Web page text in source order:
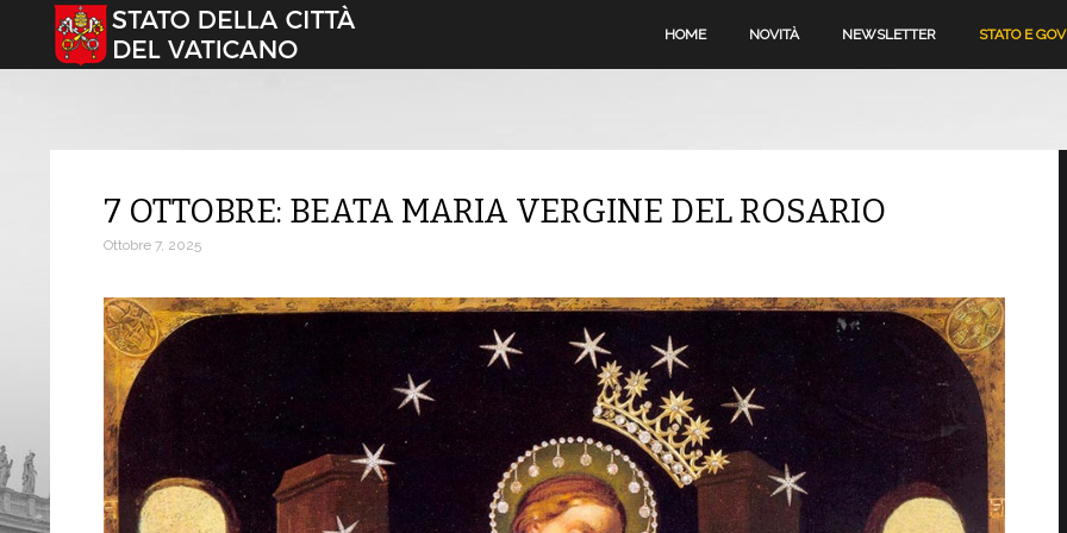
Seleziona la tua lingua HOME NOVITÀ NEWSLETTER STATO E
7 OTTOBRE: BEATA MARIA VERGINE DEL ROSARIO
Ottobre 7, 2025